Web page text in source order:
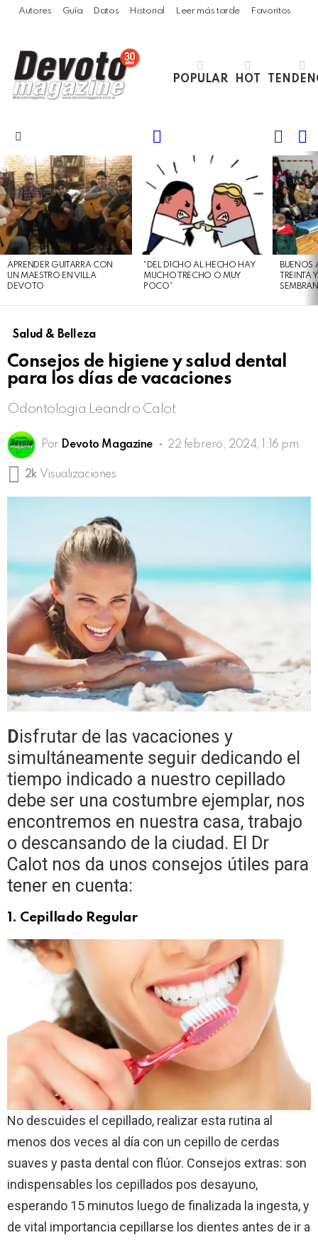
Autores Guía Datos Historial Leer más tarde Favoritos
POPULAR HOT
SKIN
LATEST
STORIES
APRENDER GUITARRA CON
UN MAESTRO EN VILLA
DEVOTO
“DEL DICHO AL HECHO HAY
MUCHO TRECHO O MUY
POCO”
BUENOS
Salud & Belleza
Consejos de higiene y salud dental
para los días de vacaciones
Odontologia Leandro Calot
Por Devoto Magazine 22 febrero, 2024, 1:16 pm
2k Visualizaciones
Disfrutar de las vacaciones y
simultáneamente seguir dedicando el
tiempo indicado a nuestro cepillado
debe ser una costumbre ejemplar, nos
encontremos en nuestra casa, trabajo
o descansando de la ciudad. El Dr
Calot nos da unos consejos útiles para
tener en cuenta:
1. Cepillado Regular
No descuides el cepillado, realizar esta rutina al
menos dos veces al día con un cepillo de cerdas
suaves y pasta dental con flúor. Consejos extras: son
indispensables los cepillados pos desayuno,
esperando 15 minutos luego de finalizada la ingesta, y
de vital importancia cepillarse los dientes antes de ir a